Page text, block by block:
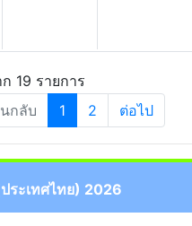
19 รายการ
กลับ
1 2 ต่อไป
ระเทศไทย) 2026